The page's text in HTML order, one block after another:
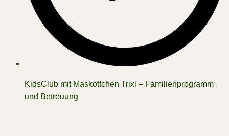
KidsClub mit Maskottchen Trixi – Familienprogramm
und Betreuung